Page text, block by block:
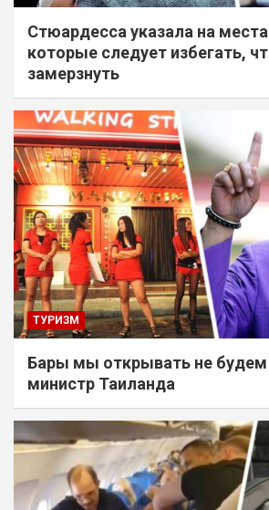
Стюардесса указала на
которые следует избегать,
замерзнуть
ТУРИЗМ
Бары мы открывать не будем
министр Таиланда